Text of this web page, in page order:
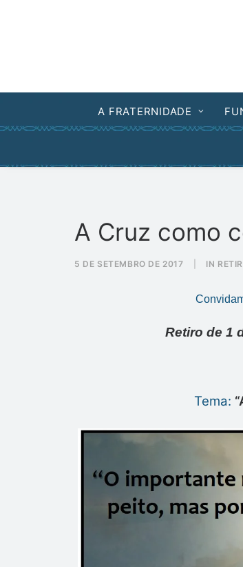
A FRATERNIDADE
A Cruz como
5 DE SETEMBRO DE 2017 IN
Retiro de 1
Tema: “